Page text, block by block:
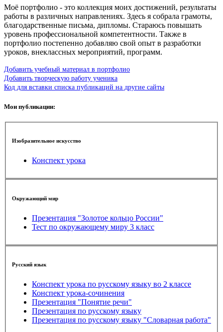
Моё портфолио - это коллекция моих достижений, результаты
работы в различных направлениях. Здесь я собрала грамоты,
благодарственные письма, дипломы. Стараюсь повышать
уровень профессиональной компетентности. Также в
портфолио постепенно добавляю свой опыт в разработки
уроков, внеклассных мероприятий, программ.
Добавить учебный материал в портфолио
Добавить творческую работу ученика
Код для вставки списка публикаций на другие сайты
Мои публикации:
Изобразительное искусство
Конспект урока
Окружающий мир
Презентация "Золотое кольцо России"
Тест по окружающему миру 3 класс
Русский язык
Конспект урока по русскому языку во 2 классе
Конспект урока-сочинения
Презентация "Понятие речи"
Презентация по русскому языку
Презентация по русскому языку "Словарная работа"